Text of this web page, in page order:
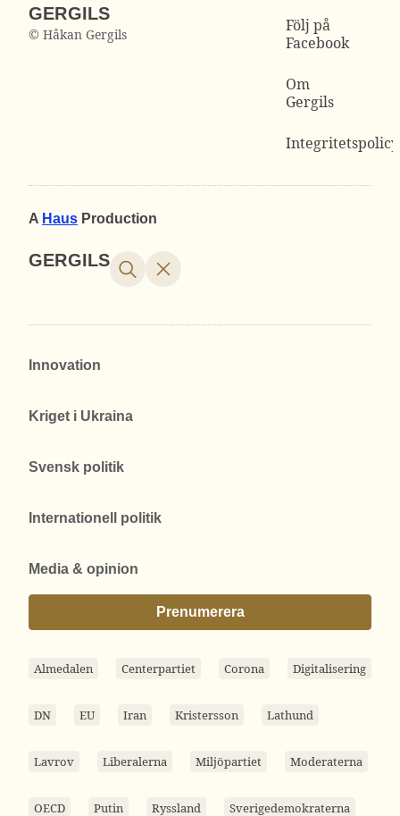
GERGILS
© Håkan Gergils
Följ på
Facebook
Om
Gergils
Integritetspolicy
A Haus Production
GERGILS
Innovation
Kriget i Ukraina
Svensk politik
Internationell politik
Media & opinion
Prenumerera
Almedalen Centerpartiet Corona Digitalisering
DN EU Iran Kristersson Lathund
Lavrov Liberalerna Miljöpartiet Moderaterna
OECD Putin Ryssland Sverigedemokraterna